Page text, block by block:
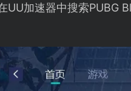
UU加速器中搜索PUBG